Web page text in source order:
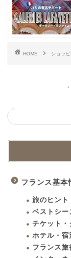
HOME ショッ
フランス基本
旅のヒント
ベストシー
チケット・
ホテル・宿
フランス旅